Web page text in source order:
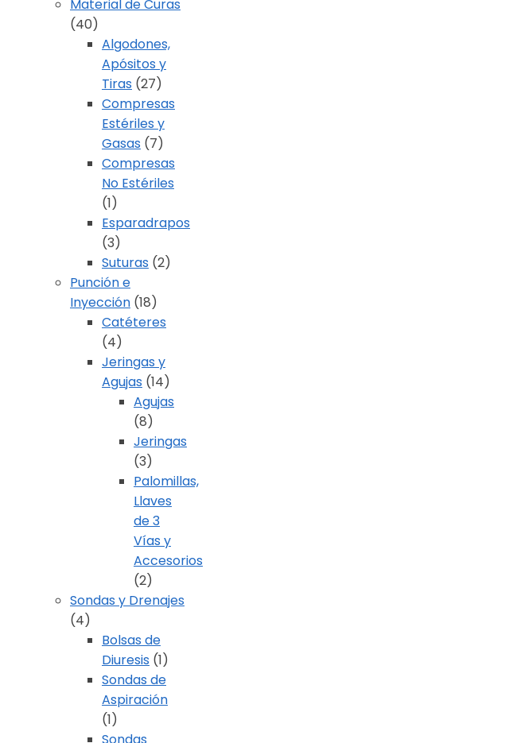
Material de Curas
(40)
Algodones,
Apósitos y
Tiras (27)
Compresas
Estériles y
Gasas (7)
Compresas
No Estériles
(1)
Esparadrapos
(3)
Suturas (2)
Punción e
Inyección (18)
Catéteres
(4)
Jeringas y
Agujas (14)
Agujas
(8)
Jeringas
(3)
Palomillas,
Llaves
de 3
Vías y
Accesorios
(2)
Sondas y Drenajes
(4)
Bolsas de
Diuresis (1)
Sondas de
Aspiración
(1)